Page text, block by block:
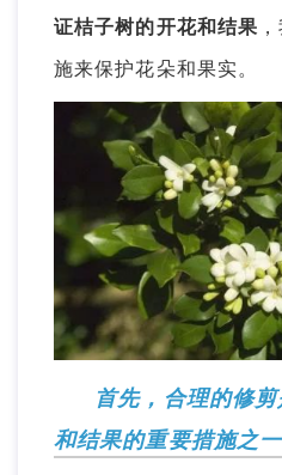
证桔子树的开花和结果
施来保护花朵和果实。
首先，合理的修
和结果的重要措施之一